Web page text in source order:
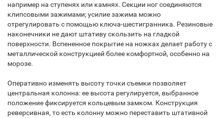
например на ступенях или камнях. Секции ног соединяются
клипсовыми зажимами; усилие зажима можно
отрегулировать с помощью ключа-шестигранника. Резиновые
наконечники не дают штативу скользить на гладкой
поверхности. Вспененное покрытие на ножках делает работу с
металлической конструкцией более комфортной, особенно на
морозе.
Оперативно изменять высоту точки съемки позволяет
центральная колонна: ее высота регулируется, выбранное
положение фиксируется кольцевым замком. Конструкция
реверсивная, то есть колонну можно переставить штативной